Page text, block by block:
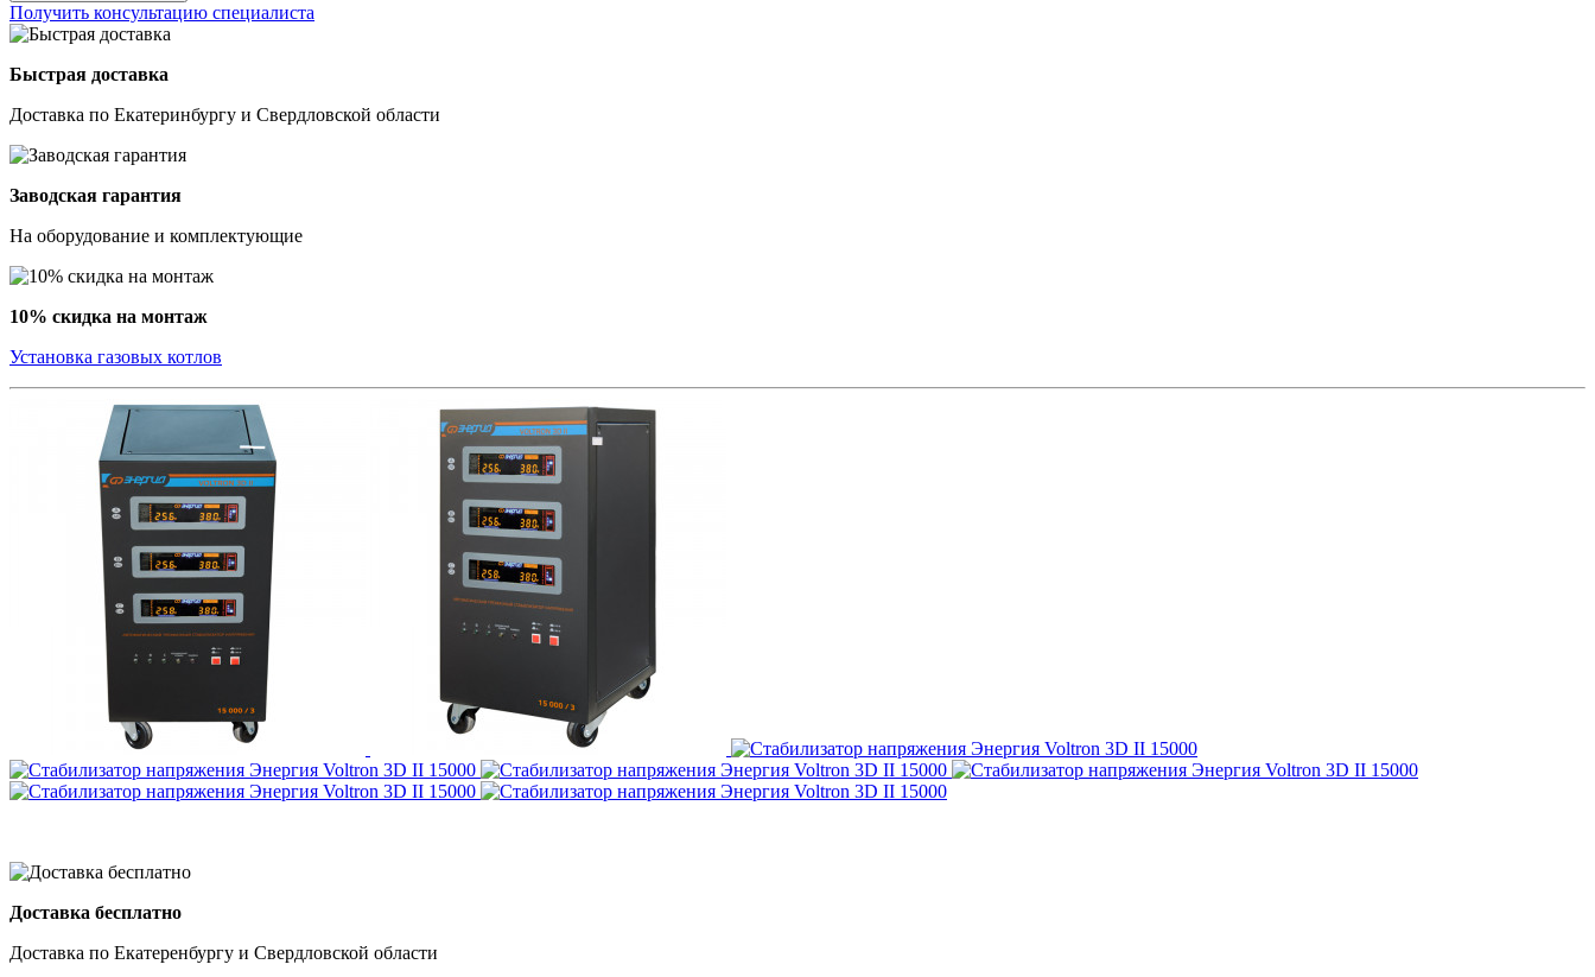
Получить консультацию специалиста
Быстрая доставка
Доставка по Екатеринбургу и Свердловской области
Заводская гарантия
На оборудование и комплектующие
10% скидка на монтаж
Установка газовых котлов
Доставка бесплатно
Доставка по Екатеренбургу и Свердловской области